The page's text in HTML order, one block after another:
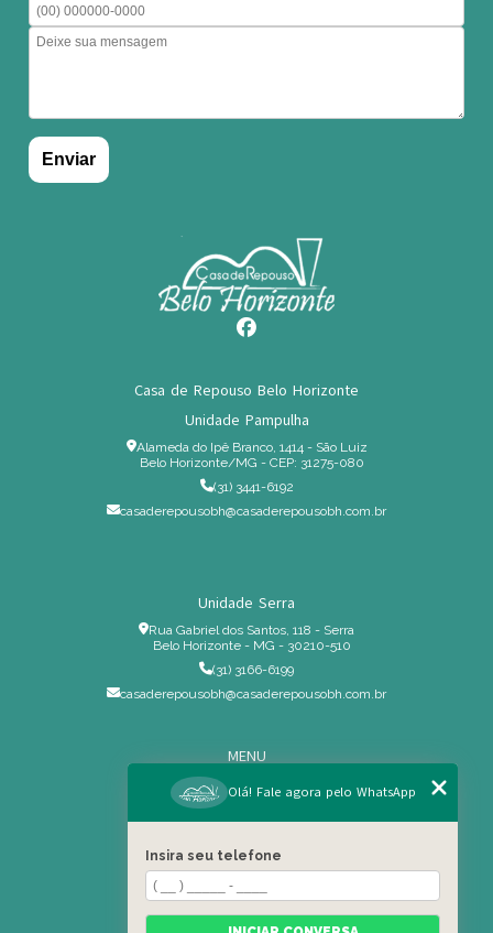
Casa de Repouso Belo Horizonte
Unidade Pampulha
Alameda do Ipê Branco, 1414 - São Luiz
Belo Horizonte/MG - CEP: 31275-080
(31) 3441-6192
casaderepousobh@casaderepousobh.com.br
Unidade Serra
Rua Gabriel dos Santos, 118 - Serra
Belo Horizonte - MG - 30210-510
(31) 3166-6199
casaderepousobh@casaderepousobh.com.br
MENU
Home
Institucional
Serviços Especiais
Blog
Residência
Olá! Fale agora pelo WhatsApp
Insira seu telefone